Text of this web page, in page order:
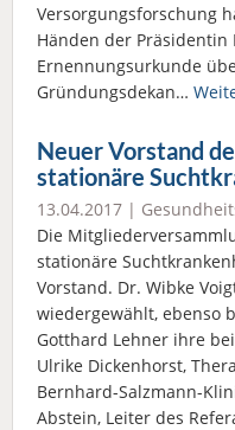
Versorgungsforschung
Händen der Präsidentin
Ernennungsurkunde
Gründungsdekan…
Neuer Vorstand
stationäre
13.04.2017 |
Die
stationäre
Vorstand. Dr. Wibke
wiedergewählt, ebenso
Gotthard Lehner ihre
Ulrike Dickenhorst,
Bernhard-Salzmann-
Abstein, Leiter des